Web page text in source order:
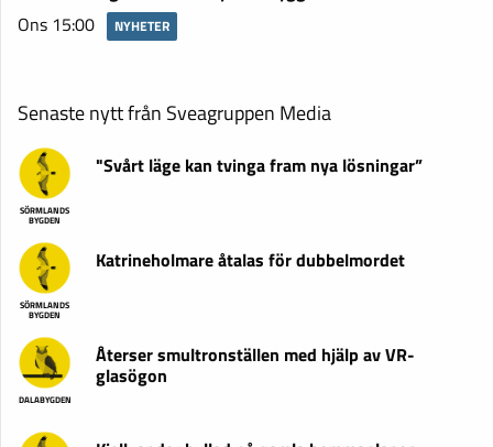
Ons 15:00
NYHETER
Senaste nytt från Sveagruppen Media
SÖRMLANDS
BYGDEN
"Svårt läge kan tvinga fram nya lösningar”
SÖRMLANDS
BYGDEN
Katrineholmare åtalas för dubbelmordet
DALABYGDEN
Återser smultronställen med hjälp av VR-
glasögon